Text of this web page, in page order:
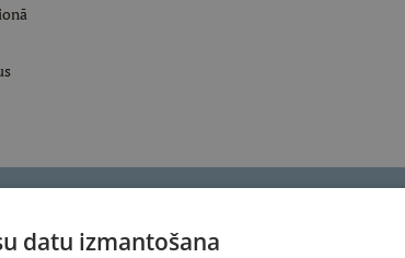
rezultātus
datu izmantošana